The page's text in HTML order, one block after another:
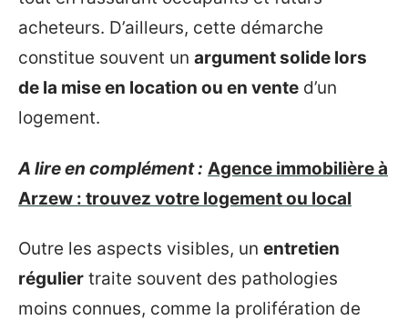
acheteurs. D’ailleurs, cette démarche
constitue souvent un argument solide lors
de la mise en location ou en vente d’un
logement.
A lire en complément : Agence immobilière à
Arzew : trouvez votre logement ou local
Outre les aspects visibles, un entretien
régulier traite souvent des pathologies
moins connues, comme la prolifération de